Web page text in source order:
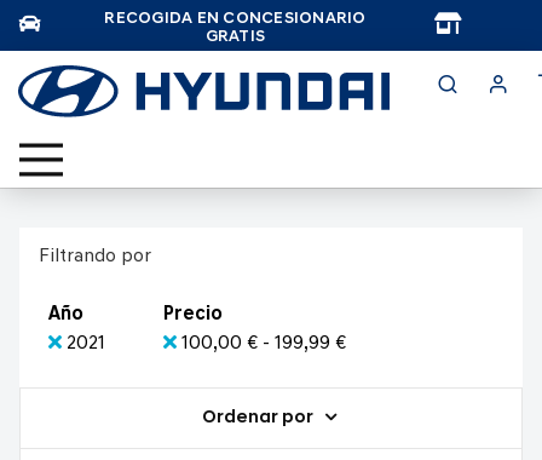
RECOGIDA EN CONCESIONARIO
GRATIS
Filtrando por
Año
2021
Precio
100,00 € - 199,99 €
Ordenar por